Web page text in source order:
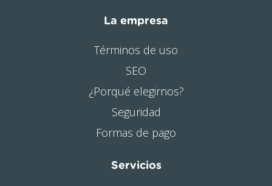
La empresa
Términos de uso
SEO
¿Porqué elegirnos?
Seguridad
Formas de pago
Servicios